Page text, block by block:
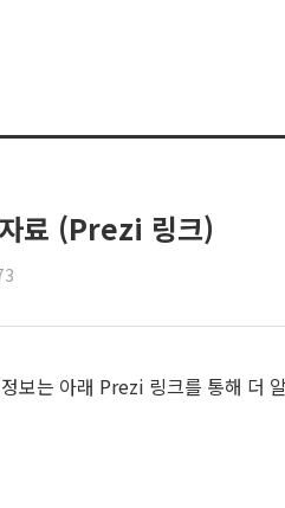
료 (Prezi 링크)
보는 아래 Prezi 링크를 통해 더